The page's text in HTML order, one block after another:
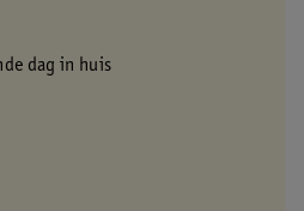
dag in huis